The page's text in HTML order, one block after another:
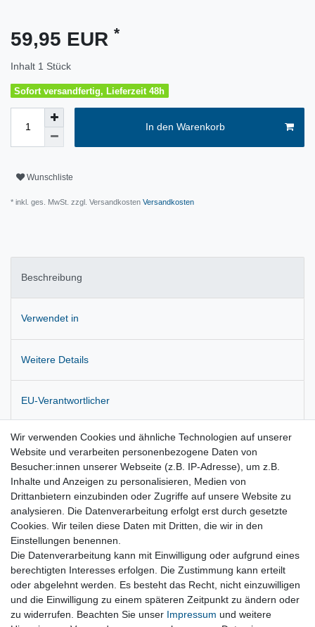
59,95 EUR *
Inhalt 1 Stück
Sofort versandfertig, Lieferzeit 48h
In den Warenkorb
Wunschliste
* inkl. ges. MwSt. zzgl. Versandkosten Versandkosten
Beschreibung
Verwendet in
Weitere Details
EU-Verantwortlicher
Hersteller
Zustandsbeschreibung:
Originalteil!
Vertrag widerrufen
Wir verwenden Cookies und ähnliche Technologien auf unserer
Website und verarbeiten personenbezogene Daten von
Besucher:innen unserer Webseite (z.B. IP-Adresse), um z.B.
Inhalte und Anzeigen zu personalisieren, Medien von
Drittanbietern einzubinden oder Zugriffe auf unsere Website zu
analysieren. Die Datenverarbeitung erfolgt erst durch gesetzte
Cookies. Wir teilen diese Daten mit Dritten, die wir in den
Einstellungen benennen.
Die Datenverarbeitung kann mit Einwilligung oder aufgrund eines
berechtigten Interesses erfolgen. Die Zustimmung kann erteilt
oder abgelehnt werden. Es besteht das Recht, nicht einzuwilligen
und die Einwilligung zu einem späteren Zeitpunkt zu ändern oder
zu widerrufen. Beachten Sie unser Impressum und weitere